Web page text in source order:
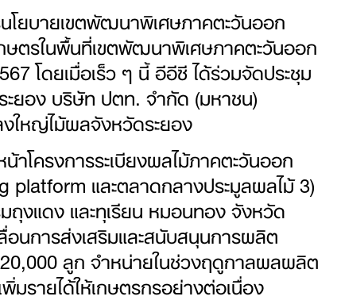
ยบายเขตพัฒนาพิเศษภาคตะวันออก
ตรในพื้นที่เขตพัฒนาพิเศษภาคตะวันออก
โดยเมื่อเร็ว ๆ นี้ อีอีซี ได้ร่วมจัดประชุม
ยอง บริษัท ปตท. จำกัด (มหาชน)
ใหญ่ไม้ผลจังหวัดระยอง
โครงการระเบียงผลไม้ภาคตะวันออก
และตลาดกลางประมูลผลไม้ 3)
ถุงแดง และทุเรียน หมอนทอง จังหวัด
อนการส่งเสริมและสนับสนุนการผลิต
ลูก จำหน่ายในช่วงฤดูกาลผลผลิต
รายได้ให้เกษตรกรอย่างต่อเนื่อง